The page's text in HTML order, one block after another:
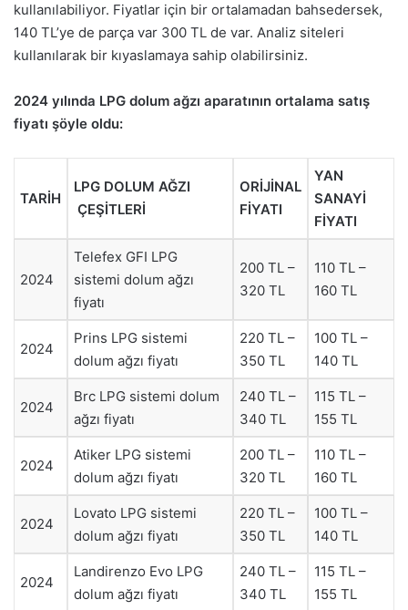
kullanılabiliyor. Fiyatlar için bir ortalamadan bahsedersek,
140 TL’ye de parça var 300 TL de var. Analiz siteleri
kullanılarak bir kıyaslamaya sahip olabilirsiniz.
2024 yılında LPG dolum ağzı aparatının ortalama satış
fiyatı şöyle oldu:
TARİH
LPG DOLUM AĞZI
ÇEŞİTLERİ
ORİJİNAL
FİYATI
YAN
SANAYİ
FİYATI
2024
Telefex GFI LPG
sistemi dolum ağzı
fiyatı
200 TL –
320 TL
110 TL –
160 TL
2024
Prins LPG sistemi
dolum ağzı fiyatı
220 TL –
350 TL
100 TL –
140 TL
2024
Brc LPG sistemi dolum
ağzı fiyatı
240 TL –
340 TL
115 TL –
155 TL
2024
Atiker LPG sistemi
dolum ağzı fiyatı
200 TL –
320 TL
110 TL –
160 TL
2024
Lovato LPG sistemi
dolum ağzı fiyatı
220 TL –
350 TL
100 TL –
140 TL
2024
Landirenzo Evo LPG
dolum ağzı fiyatı
240 TL –
340 TL
115 TL –
155 TL